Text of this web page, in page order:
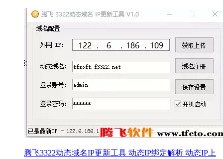
腾飞3322动态域名IP更新工具 动态IP绑定解析 动态IP上